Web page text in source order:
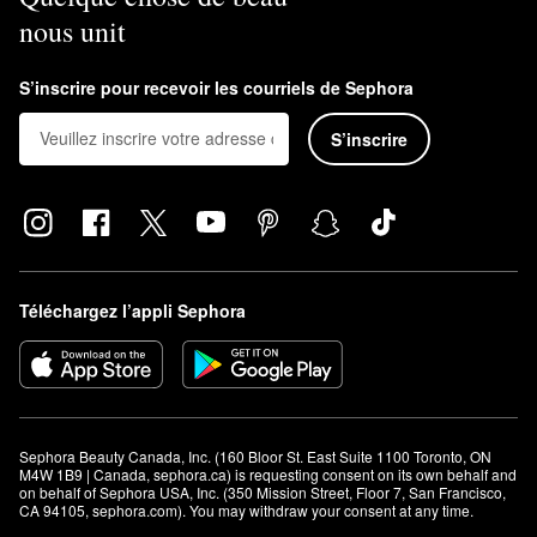
nous unit
S’inscrire pour recevoir les courriels de Sephora
S’inscrire
Téléchargez l’appli Sephora
Sephora Beauty Canada, Inc. (160 Bloor St. East Suite 1100 Toronto, ON
M4W 1B9 | Canada, sephora.ca) is requesting consent on its own behalf and
on behalf of Sephora USA, Inc. (350 Mission Street, Floor 7, San Francisco,
CA 94105, sephora.com). You may withdraw your consent at any time.